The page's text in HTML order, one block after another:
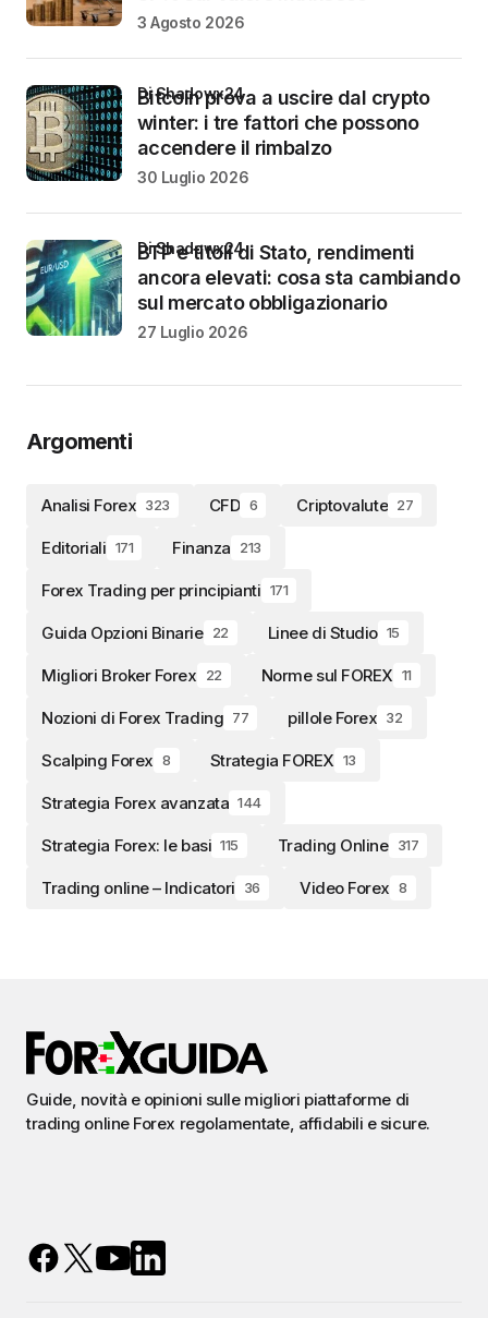
3 Agosto 2026
Bitcoin prova a uscire dal crypto
winter: i tre fattori che possono
accendere il rimbalzo
di Shadowx24
30 Luglio 2026
BTP e titoli di Stato, rendimenti
ancora elevati: cosa sta cambiando
sul mercato obbligazionario
di Shadowx24
27 Luglio 2026
Argomenti
Analisi Forex 323 CFD 6 Criptovalute 27
Editoriali 171 Finanza 213
Forex Trading per principianti 171
Guida Opzioni Binarie 22 Linee di Studio 15
Migliori Broker Forex 22 Norme sul FOREX 11
Nozioni di Forex Trading 77 pillole Forex 32
Scalping Forex 8 Strategia FOREX 13
Strategia Forex avanzata 144
Strategia Forex: le basi 115 Trading Online 317
Trading online – Indicatori 36 Video Forex 8
Guide, novità e opinioni sulle migliori piattaforme di
trading online Forex regolamentate, affidabili e sicure.